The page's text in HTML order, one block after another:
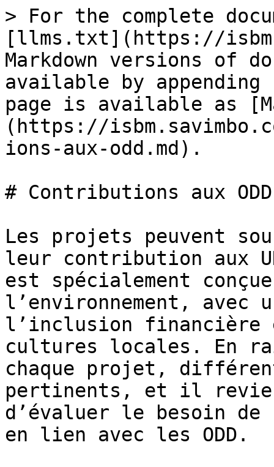
> For the complete
[llms.txt](https://
Markdown versions of
available by
page is available as
(https://
ions-aux-odd.md).
# Contributions aux ODD
Les projets peuvent
leur contribution aux
est spécialement
l’environnement, avec
l’inclusion financière
cultures locales. En
chaque projet,
pertinents, et il
d’évaluer le besoin de
en lien avec les ODD.